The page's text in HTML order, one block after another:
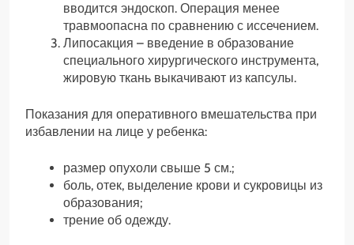
вводится эндоскоп. Операция менее
травмоопасна по сравнению с иссечением.
Липосакция – введение в образование
специального хирургического инструмента,
жировую ткань выкачивают из капсулы.
Показания для оперативного вмешательства при
избавлении на лице у ребенка:
размер опухоли свыше 5 см.;
боль, отек, выделение крови и сукровицы из
образования;
трение об одежду.